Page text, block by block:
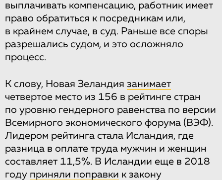
выплачивать компенсацию, работник имеет
право обратиться к посредникам или,
в крайнем случае, в суд. Раньше все споры
разрешались судом, и это осложняло
процесс.
К слову, Новая Зеландия занимает
четвертое место из 156 в рейтинге стран
по уровню гендерного равенства по версии
Всемирного экономического форума (ВЭФ).
Лидером рейтинга стала Исландия, где
разница в оплате труда мужчин и женщин
составляет 11,5%. В Исландии еще в 2018
году приняли поправки к закону